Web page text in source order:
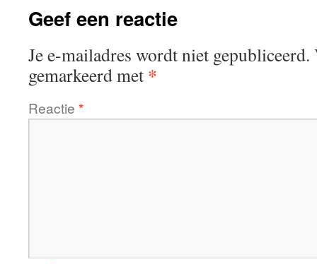
Geef een reactie
Je e-mailadres wordt niet gepubliceerd.
gemarkeerd met *
Reactie *